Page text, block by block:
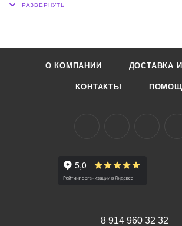
О КОМПАНИИ ДОСТАВКА
КОНТАКТЫ
8 914 960 32 32